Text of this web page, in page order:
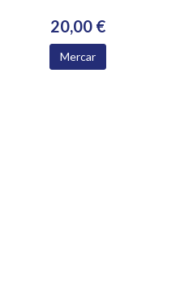
20,00 €
Mercar